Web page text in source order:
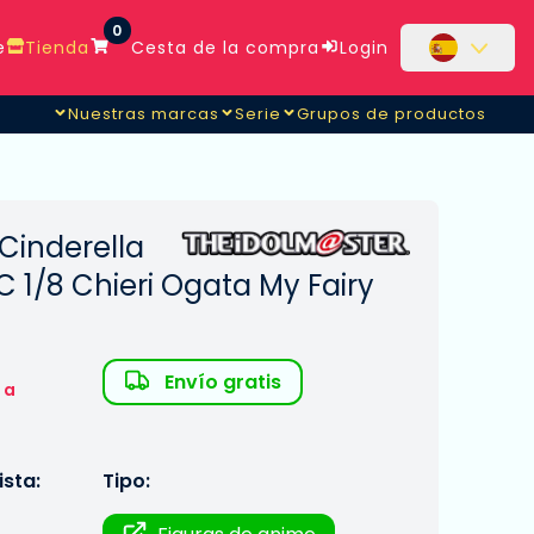
Tienda
0
Cesta de la compra Login
Nuestras marcas Serie Grupos de productos
1/8 Chieri Ogata My Fairy
Envío gratis
Tipo: